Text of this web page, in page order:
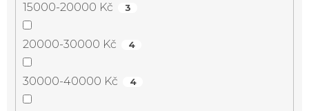
15000-20000 Kč 3
20000-30000 Kč 4
30000-40000 Kč 4